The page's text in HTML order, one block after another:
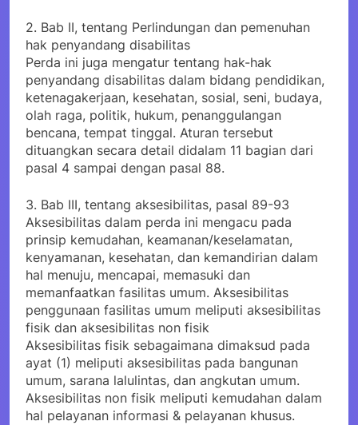
2. Bab II, tentang Perlindungan dan pemenuhan
hak penyandang disabilitas
Perda ini juga mengatur tentang hak-hak
penyandang disabilitas dalam bidang pendidikan,
ketenagakerjaan, kesehatan, sosial, seni, budaya,
olah raga, politik, hukum, penanggulangan
bencana, tempat tinggal. Aturan tersebut
dituangkan secara detail didalam 11 bagian dari
pasal 4 sampai dengan pasal 88.
3. Bab III, tentang aksesibilitas, pasal 89-93
Aksesibilitas dalam perda ini mengacu pada
prinsip kemudahan, keamanan/keselamatan,
kenyamanan, kesehatan, dan kemandirian dalam
hal menuju, mencapai, memasuki dan
memanfaatkan fasilitas umum. Aksesibilitas
penggunaan fasilitas umum meliputi aksesibilitas
fisik dan aksesibilitas non fisik
Aksesibilitas fisik sebagaimana dimaksud pada
ayat (1) meliputi aksesibilitas pada bangunan
umum, sarana lalulintas, dan angkutan umum.
Aksesibilitas non fisik meliputi kemudahan dalam
hal pelayanan informasi & pelayanan khusus.